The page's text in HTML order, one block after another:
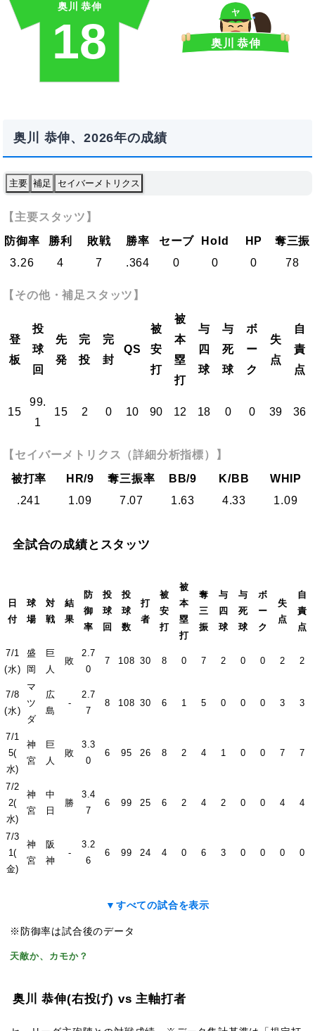
奥川 恭伸
18
ヤ
奥川 恭伸
奥川 恭伸、2026年の成績
主要 補足 セイバーメトリクス
【主要スタッツ】
防御率
勝利 敗戦 勝率 セーブ Hold HP
奪三振
3.26
4 7 .364 0 0 0 78
【その他・補足スタッツ】
登
板
投
球
回
先
発
完
投
完
封
QS
被
安
打
被
本
塁
打
与
四
球
与
死
球
ボ
ー
ク
失
点
自
責
点
15
99.
1
15 2 0 10 90 12 18 0 0 39 36
【セイバーメトリクス（詳細分析指標）】
被打率
HR/9 奪三振率 BB/9 K/BB
WHIP
.241
1.09 7.07 1.63 4.33 1.09
全試合の成績とスタッツ
日
付
球
場
対
戦
結
果
防
御
率
投
球
回
投
球
数
打
者
被
安
打
被
本
塁
打
奪
三
振
与
四
球
与
死
球
ボ
ー
ク
失
点
自
責
点
7/1
(水)
盛
岡
巨
人
敗
2.7
0
7 108 30 8 0 7 2 0 0 2 2
7/8
(水)
マ
ツ
ダ
広
島
-
2.7
7
8 108 30 6 1 5 0 0 0 3 3
7/1
5(
水)
神
宮
巨
人
敗
3.3
0
6 95 26 8 2 4 1 0 0 7 7
7/2
2(
水)
神
宮
中
日
勝
3.4
7
6 99 25 6 2 4 2 0 0 4 4
7/3
1(
金)
神
宮
阪
神
-
3.2
6
6 99 24 4 0 6 3 0 0 0 0
▼すべての試合を表示
※防御率は試合後のデータ
天敵か、カモか？
奥川 恭伸(右投げ) vs 主軸打者